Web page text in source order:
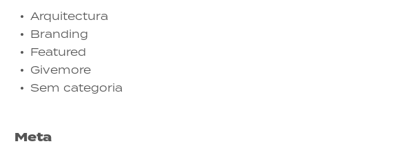
Arquitectura
Branding
Featured
Givemore
Sem categoria
Meta